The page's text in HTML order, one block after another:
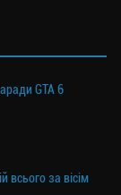
GTA 6
всього за вісім